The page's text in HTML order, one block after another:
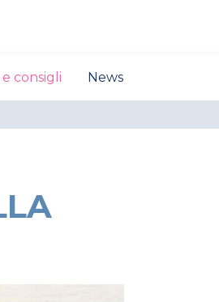
consigli News